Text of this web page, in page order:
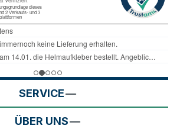
SERVICE
ÜBER UNS